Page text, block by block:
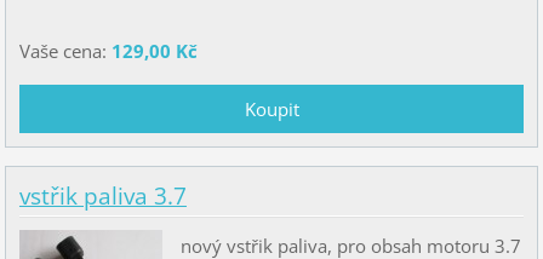
Vaše cena: 129,00 Kč
vstřik paliva 3.7
nový vstřik paliva, pro obsah motoru 3.7